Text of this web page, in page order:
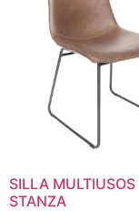
SILLA MULTIUSOS
STANZA